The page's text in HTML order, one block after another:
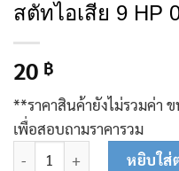
สตัทไอเสีย 9 HP
20 ฿
**ราคาสินค้ายังไม่รวมค่า
เพื่อสอบถามราคารวม
จำนวน สตัทไอเสีย 9 HP 03-
หยิบใส่